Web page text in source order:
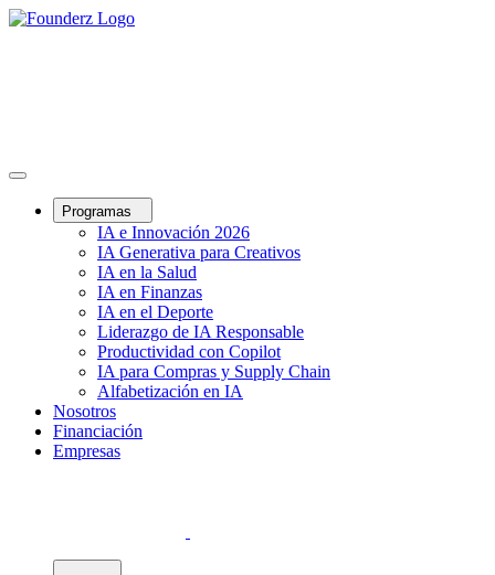
Programas
IA e Innovación 2026
IA Generativa para Creativos
IA en la Salud
IA en Finanzas
IA en el Deporte
Liderazgo de IA Responsable
Productividad con Copilot
IA para Compras y Supply Chain
Alfabetización en IA
Nosotros
Financiación
Empresas